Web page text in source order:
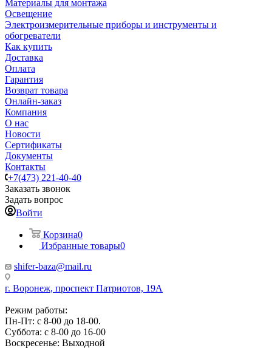
Материалы для монтажа
Освещение
Электроизмерительные приборы и инструменты и
обогреватели
Как купить
Доставка
Оплата
Гарантия
Возврат товара
Онлайн-заказ
Компания
О нас
Новости
Сертификаты
Документы
Контакты
+7(473) 221-40-40
Заказать звонок
Задать вопрос
Войти
Корзина0
Избранные товары0
shifer-baza@mail.ru
г. Воронеж, проспект Патриотов, 19А
Режим работы:
Пн-Пт: с 8-00 до 18-00.
Суббота: с 8-00 до 16-00
Воскресенье: Выходной